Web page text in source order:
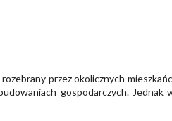
przez okolicznych
gospodarczych. Jednak